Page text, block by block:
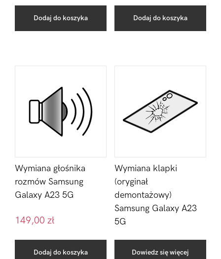
Dodaj do koszyka Dodaj do koszyka
Wymiana głośnika
rozmów Samsung
Galaxy A23 5G
149,00 zł
Dodaj do koszyka
Wymiana klapki
(oryginał
demontażowy)
Samsung Galaxy A23
5G
Dowiedz się więcej